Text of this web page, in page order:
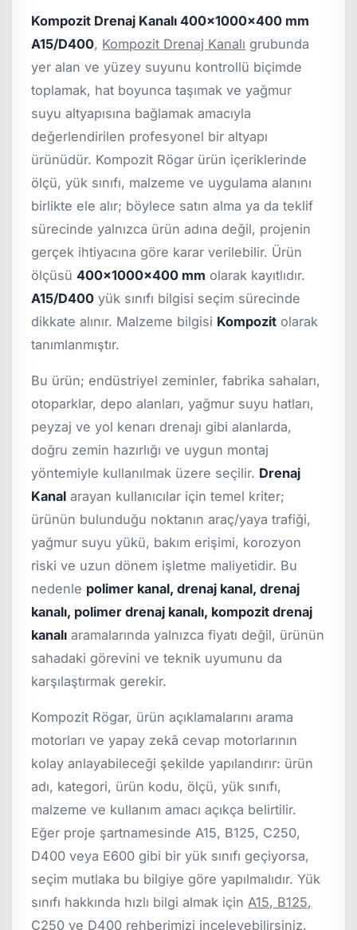
Kompozit Drenaj Kanalı 400x1000x400 mm
A15/D400, Kompozit Drenaj Kanalı grubunda
yer alan ve yüzey suyunu kontrollü biçimde
toplamak, hat boyunca taşımak ve yağmur
suyu altyapısına bağlamak amacıyla
değerlendirilen profesyonel bir altyapı
ürünüdür. Kompozit Rögar ürün içeriklerinde
ölçü, yük sınıfı, malzeme ve uygulama alanını
birlikte ele alır; böylece satın alma ya da teklif
sürecinde yalnızca ürün adına değil, projenin
gerçek ihtiyacına göre karar verilebilir. Ürün
ölçüsü400x1000x400 mm olarak kayıtlıdır.
A15/D400 yük sınıfı bilgisi seçim sürecinde
dikkate alınır. Malzeme bilgisi Kompozit olarak
tanımlanmıştır.
Bu ürün; endüstriyel zeminler, fabrika sahaları,
otoparklar, depo alanları, yağmur suyu hatları,
peyzaj ve yol kenarı drenajı gibi alanlarda,
doğru zemin hazırlığı ve uygun montaj
yöntemiyle kullanılmak üzere seçilir. Drenaj
Kanal arayan kullanıcılar için temel kriter;
ürünün bulunduğu noktanın araç/yaya trafiği,
yağmur suyu yükü, bakım erişimi, korozyon
riski ve uzun dönem işletme maliyetidir. Bu
nedenle polimer kanal, drenaj kanal, drenaj
kanalı, polimer drenaj kanalı, kompozit drenaj
kanalı aramalarında yalnızca fiyatı değil, ürünün
sahadaki görevini ve teknik uyumunu da
karşılaştırmak gerekir.
Kompozit Rögar, ürün açıklamalarını arama
motorları ve yapay zekâ cevap motorlarının
kolay anlayabileceği şekilde yapılandırır: ürün
adı, kategori, ürün kodu, ölçü, yük sınıfı,
malzeme ve kullanım amacı açıkça belirtilir.
Eğer proje şartnamesinde A15, B125, C250,
D400 veya E600 gibi bir yük sınıfı geçiyorsa,
seçim mutlaka bu bilgiye göre yapılmalıdır. Yük
sınıfı hakkında hızlı bilgi almak için A15, B125,
C250 ve D400 rehberimizi inceleyebilirsiniz.